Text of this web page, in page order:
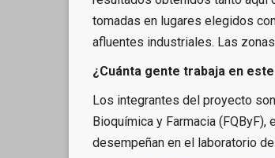
tomadas en lugares elegidos
afluentes industriales. Las
¿Cuánta gente trabaja en
Los integrantes del proyecto
Bioquímica y Farmacia
desempeñan en el laboratorio